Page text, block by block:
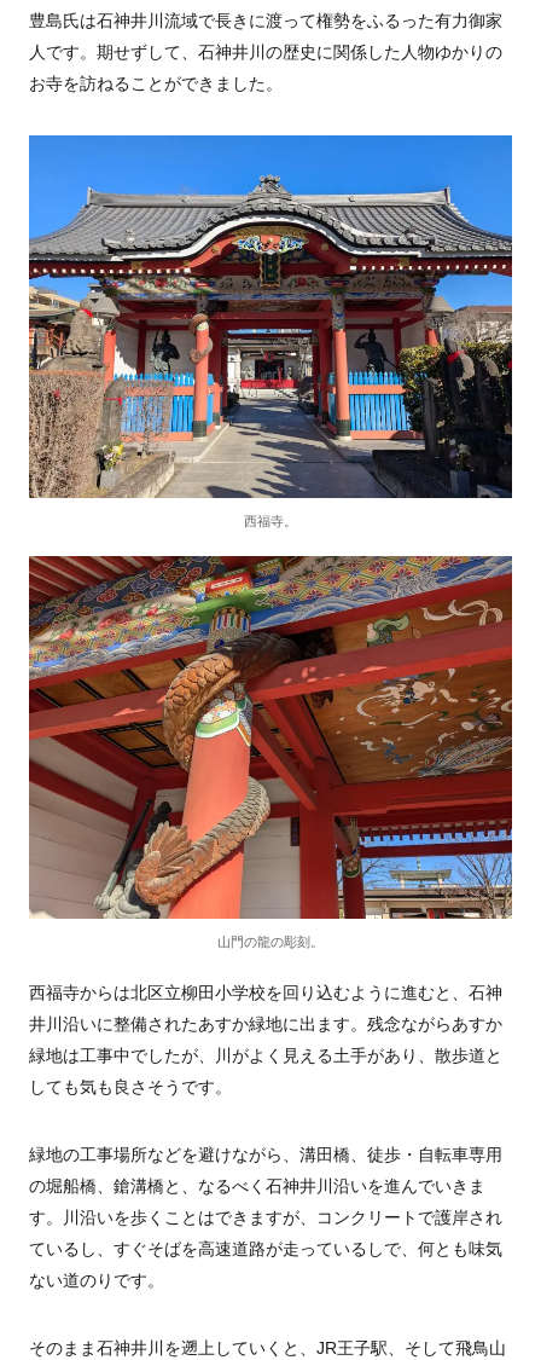
豊島氏は石神井川流域で長きに渡って権勢をふるった有力御家
人です。期せずして、石神井川の歴史に関係した人物ゆかりの
お寺を訪ねることができました。
西福寺。
山門の龍の彫刻。
西福寺からは北区立柳田小学校を回り込むように進むと、石神
井川沿いに整備されたあすか緑地に出ます。残念ながらあすか
緑地は工事中でしたが、川がよく見える土手があり、散歩道と
しても気も良さそうです。
緑地の工事場所などを避けながら、溝田橋、徒歩・自転車専用
の堀船橋、鎗溝橋と、なるべく石神井川沿いを進んでいきま
す。川沿いを歩くことはできますが、コンクリートで護岸され
ているし、すぐそばを高速道路が走っているしで、何とも味気
ない道のりです。
そのまま石神井川を遡上していくと、JR王子駅、そして飛鳥山